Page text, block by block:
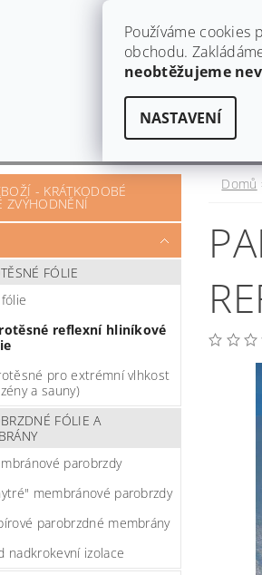
OBCHODNÍ PODMÍNKY
A POŽADAVKY
- KRÁTKODOBÉ
ZVÝHODNĚNÍ
FÓLIE
fólie
reflexní hliníkové
pro extrémní vlhkost
a sauny)
FÓLIE A
parobrzdy
membránové parobrzdy
parobrzdné membrány
nadkrokevní izolace
Domů
Používáme cookies
obchodu.
neobtěžujeme
NASTAVENÍ